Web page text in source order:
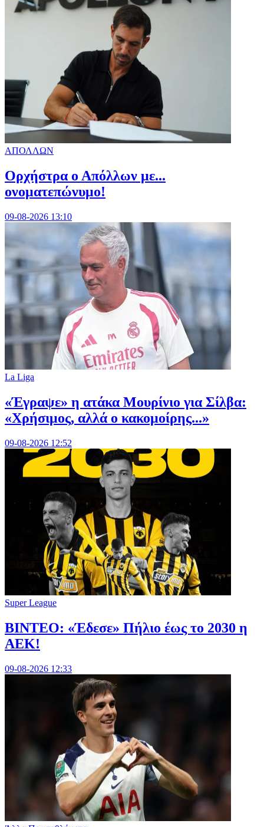
ΑΠΟΛΛΩΝ
Ορχήστρα o Aπόλλων με...
ονοματεπώνυμο!
09-08-2026 13:10
La Liga
«Έγραψε» η ατάκα Μουρίνιο για Σίλβα:
«Χρήσιμος, αλλά ο κακομοίρης...»
09-08-2026 12:52
Super League
ΒΙΝΤΕΟ: «Έδεσε» Πήλιο έως το 2030 η
ΑΕΚ!
09-08-2026 12:33